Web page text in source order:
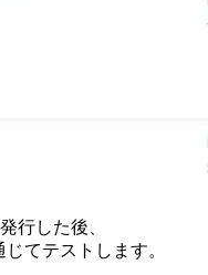
行した後、
てテストします。